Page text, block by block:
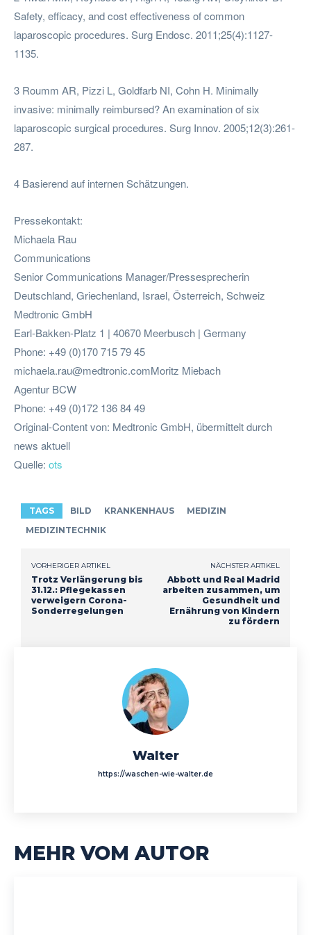
Safety, efficacy, and cost effectiveness of common
laparoscopic procedures. Surg Endosc. 2011;25(4):1127-
1135.
3 Roumm AR, Pizzi L, Goldfarb NI, Cohn H. Minimally
invasive: minimally reimbursed? An examination of six
laparoscopic surgical procedures. Surg Innov. 2005;12(3):261-
287.
4 Basierend auf internen Schätzungen.
Pressekontakt:
Michaela Rau
Communications
Senior Communications Manager/Pressesprecherin
Deutschland, Griechenland, Israel, Österreich, Schweiz
Medtronic GmbH
Earl-Bakken-Platz 1 | 40670 Meerbusch | Germany
Phone: +49 (0)170 715 79 45
michaela.rau@medtronic.comMoritz Miebach
Agentur BCW
Phone: +49 (0)172 136 84 49
Original-Content von: Medtronic GmbH, übermittelt durch
news aktuell
Quelle: ots
TAGS BILD KRANKENHAUS
MEDIZIN
MEDIZINTECHNIK
VORHERIGER ARTIKEL
Trotz Verlängerung bis
31.12.: Pflegekassen
verweigern Corona-
Sonderregelungen
NÄCHSTER ARTIKEL
Abbott und Real Madrid
arbeiten zusammen, um
Gesundheit und
Ernährung von Kindern
zu fördern
Walter
https://waschen-wie-walter.de
MEHR VOM AUTOR